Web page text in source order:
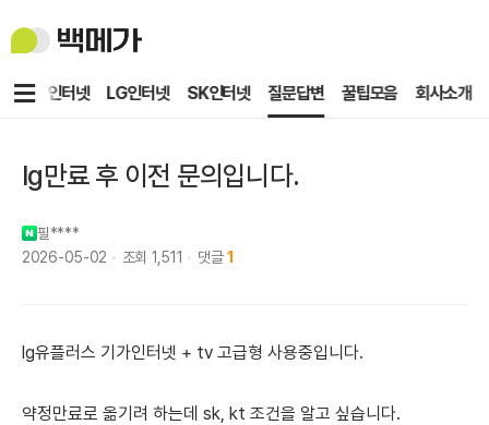
백
메
KT인터넷 LG인터넷 SK인터넷 질문답변 꿀팁모음 회사소개
메
lg만료 후 이전 문의입니다.
필****
2026-05-02
조회 1,511 댓글 1
lg유플러스 기가인터넷 + tv 고급형 사용중입니다.
약정만료로 옮기려 하는데 sk, kt 조건을 알고 싶습니다.